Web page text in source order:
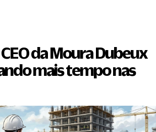
da Moura Dubeux
mais tempo nas